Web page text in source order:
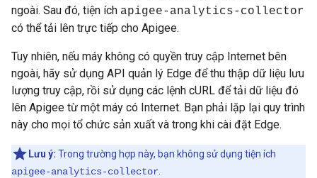
ngoài. Sau đó, tiện ích apigee-analytics-collector
có thể tải lên trực tiếp cho Apigee.
Tuy nhiên, nếu máy không có quyền truy cập Internet bên
ngoài, hãy sử dụng API quản lý Edge để thu thập dữ liệu lưu
lượng truy cập, rồi sử dụng các lệnh cURL để tải dữ liệu đó
lên Apigee từ một máy có Internet. Bạn phải lặp lại quy trình
này cho mọi tổ chức sản xuất và trong khi cài đặt Edge.
Lưu ý: Trong trường hợp này, bạn không sử dụng tiện ích
apigee-analytics-collector